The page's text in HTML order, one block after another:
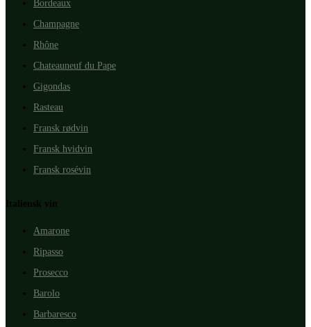
Bordeaux
Champagne
Rhône
Chateauneuf du Pape
Gigondas
Rasteau
Fransk rødvin
Fransk hvidvin
Fransk rosévin
Italiensk vin
Amarone
Ripasso
Prosecco
Barolo
Barbaresco